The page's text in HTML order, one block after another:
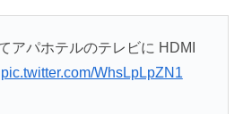
アパホテルのテレビに HDMI
pic.twitter.com/WhsLpLpZN1